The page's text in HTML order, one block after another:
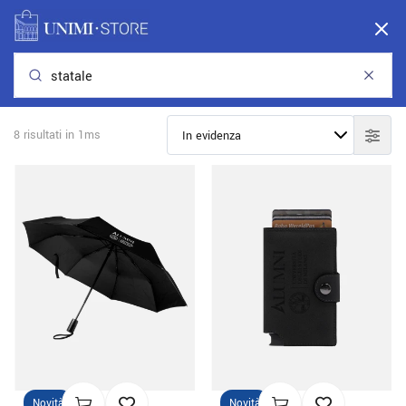
Attenzione:
I punti di ritiro rimarranno chiusi da sabato 11 luglio fino a domenica 6
8 risultati in 1ms
Novità Novità
Scopri la nuova collezione
del merchandising di UniMi!
Il look ufficiale dell'Università degli Studi si rinnova!
Unimi Store